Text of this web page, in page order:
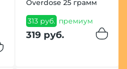
Overdose 25 грамм
313 руб. премиум
319 руб.